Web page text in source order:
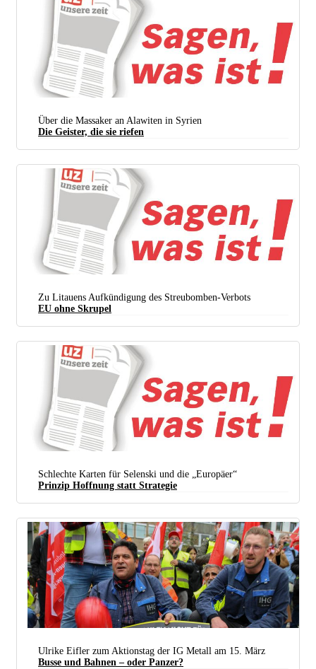
(Foto: t.me/morjanamara)
Über die Massaker an Alawiten in Syrien
Die Geister, die sie riefen
Zu Litauens Aufkündigung des Streubomben-Verbots
EU ohne Skrupel
Schlechte Karten für Selenski und die „Europäer“
Prinzip Hoffnung statt Strategie
Ulrike Eifler zum Aktionstag der IG Metall am 15. März
Busse und Bahnen – oder Panzer?